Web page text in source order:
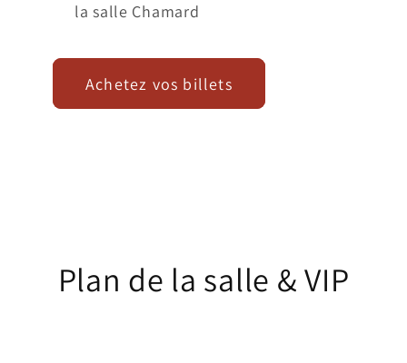
la salle Chamard
Achetez vos billets
Plan de la salle & VIP